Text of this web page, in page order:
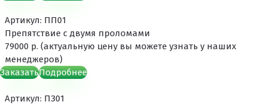
Артикул: ПП01
Препятствие с двумя проломами
79000 р. (актуальную цену вы можете узнать у наших
менеджеров)
ЗаказатьПодробнее
Артикул: ПЗ01